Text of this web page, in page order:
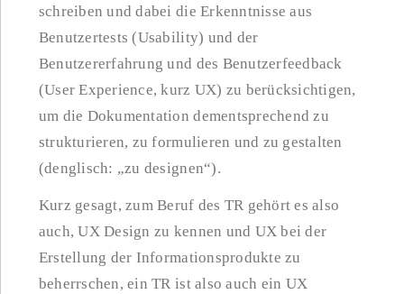
schreiben und dabei die Erkenntnisse aus
Benutzertests (Usability) und der
Benutzererfahrung und des Benutzerfeedback
(User Experience, kurz UX) zu berücksichtigen,
um die Dokumentation dementsprechend zu
strukturieren, zu formulieren und zu gestalten
(denglisch: „zu designen“).
Kurz gesagt, zum Beruf des TR gehört es also
auch, UX Design zu kennen und UX bei der
Erstellung der Informationsprodukte zu
beherrschen, ein TR ist also auch ein UX